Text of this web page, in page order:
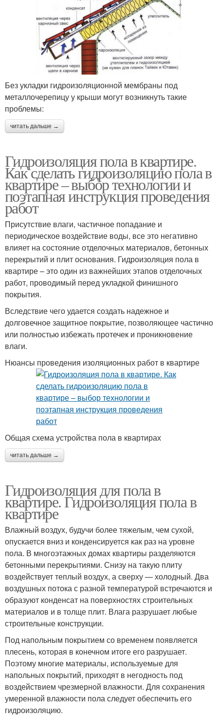
Без укладки гидроизоляционной мембраны под
металлочерепицу у крыши могут возникнуть такие
проблемы:
читать дальше →
Гидроизоляция пола в квартире.
Как сделать гидроизоляцию пола в
квартире – выбор технологии и
поэтапная инструкция проведения
работ
Присутствие влаги, частичное попадание и
периодическое воздействие воды, все это негативно
влияет на состояние отделочных материалов, бетонных
перекрытий и плит основания. Гидроизоляция пола в
квартире – это один из важнейших этапов отделочных
работ, проводимый перед укладкой финишного
покрытия.
Вследствие чего удается создать надежное и
долговечное защитное покрытие, позволяющее частично
или полностью избежать протечек и проникновение
влаги.
Нюансы проведения изоляционных работ в квартире
Общая схема устройства пола в квартирах
читать дальше →
Гидроизоляция для пола в
квартире. Гидроизоляция пола в
квартире
Влажный воздух, будучи более тяжелым, чем сухой,
опускается вниз и конденсируется как раз на уровне
пола. В многоэтажных домах квартиры разделяются
бетонными перекрытиями. Снизу на такую плиту
воздействует теплый воздух, а сверху — холодный. Два
воздушных потока с разной температурой встречаются и
образуют конденсат на поверхностях строительных
материалов и в толще плит. Влага разрушает любые
строительные конструкции.
Под напольным покрытием со временем появляется
плесень, которая в конечном итоге его разрушает.
Поэтому многие материалы, используемые для
напольных покрытий, приходят в негодность под
воздействием чрезмерной влажности. Для сохранения
умеренной влажности пола следует обеспечить его
гидроизоляцию.